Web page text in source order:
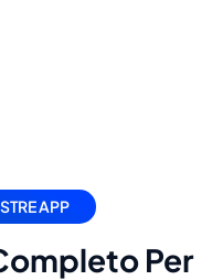
APP
Per